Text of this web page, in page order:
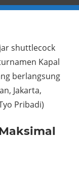
shuttlecock
Kapal
berlangsung
Jakarta,
Pribadi)